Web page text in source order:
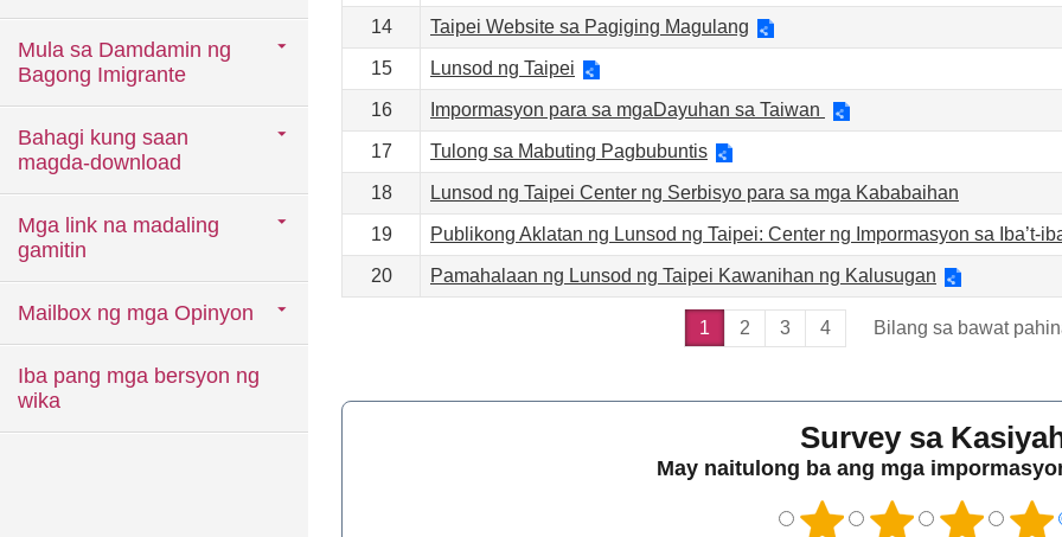
Mula sa Damdamin ng
Bagong Imigrante
Bahagi kung saan
magda-download
Mga link na madaling
gamitin
Mailbox ng mga Opinyon
Iba pang mga bersyon ng
wika
14 Taipei Website sa Pagiging Magulang
15 Lunsod ng Taipei
16 Impormasyon para sa mgaDayuhan sa Taiwan
17 Tulong sa Mabuting Pagbubuntis
18 Lunsod ng Taipei Center ng Serbisyo para sa mga Kababaihan
19 Publikong Aklatan ng Lunsod ng Taipei: Center ng Impormasyon sa Iba’t-
20 Pamahalaan ng Lunsod ng Taipei Kawanihan ng Kalusugan
1 2 3 4 Bilang sa bawat
Survey sa
May naitulong ba ang mga